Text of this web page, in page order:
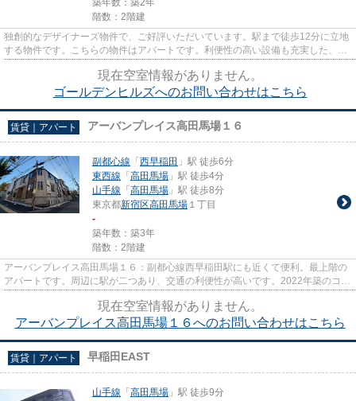
築年数：築2年
階数：2階建
独創的なデザイナーズ物件で、ご好評いただいています。駅まで徒歩12分に立地
する物件です。こちらの物件はアパートです。利便性の高い設備も充実した、高
現在空室情報がありません。
ゴールデンヒルズへのお問い合わせはこちら
賃貸｜アパート アーバンプレイス高田馬場１６
副都心線 「 西早稲田 」駅 徒歩6分
東西線 「 高田馬場 」駅 徒歩4分
山手線 「 高田馬場 」駅 徒歩8分
東京都新宿区高田馬場 １丁目
-
築年数：築3年
階数：2階建
アーバンプレイス高田馬場１６：副都心線西早稲田駅にも近くて便利。最上階の
アパートです。周辺に駅が二つあり、交通の利便性が高いです。2022年築のコチ
現在空室情報がありません。
アーバンプレイス高田馬場１６へのお問い合わせはこちら
賃貸｜アパート 早稲田EAST
山手線 「 高田馬場 」駅 徒歩9分